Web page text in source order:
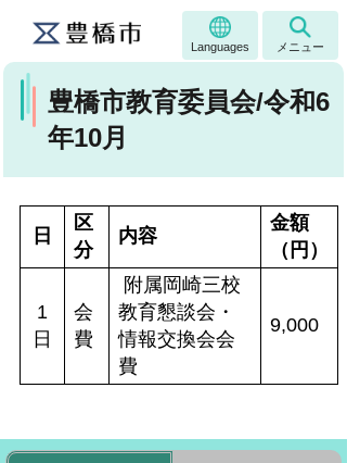
Languages メニュー
豊橋市教育委員会/令和6
年10月
日
区
分
内容
金額
（円）
1
日
会
費
附属岡崎三校
教育懇談会・
情報交換会会
費
9,000